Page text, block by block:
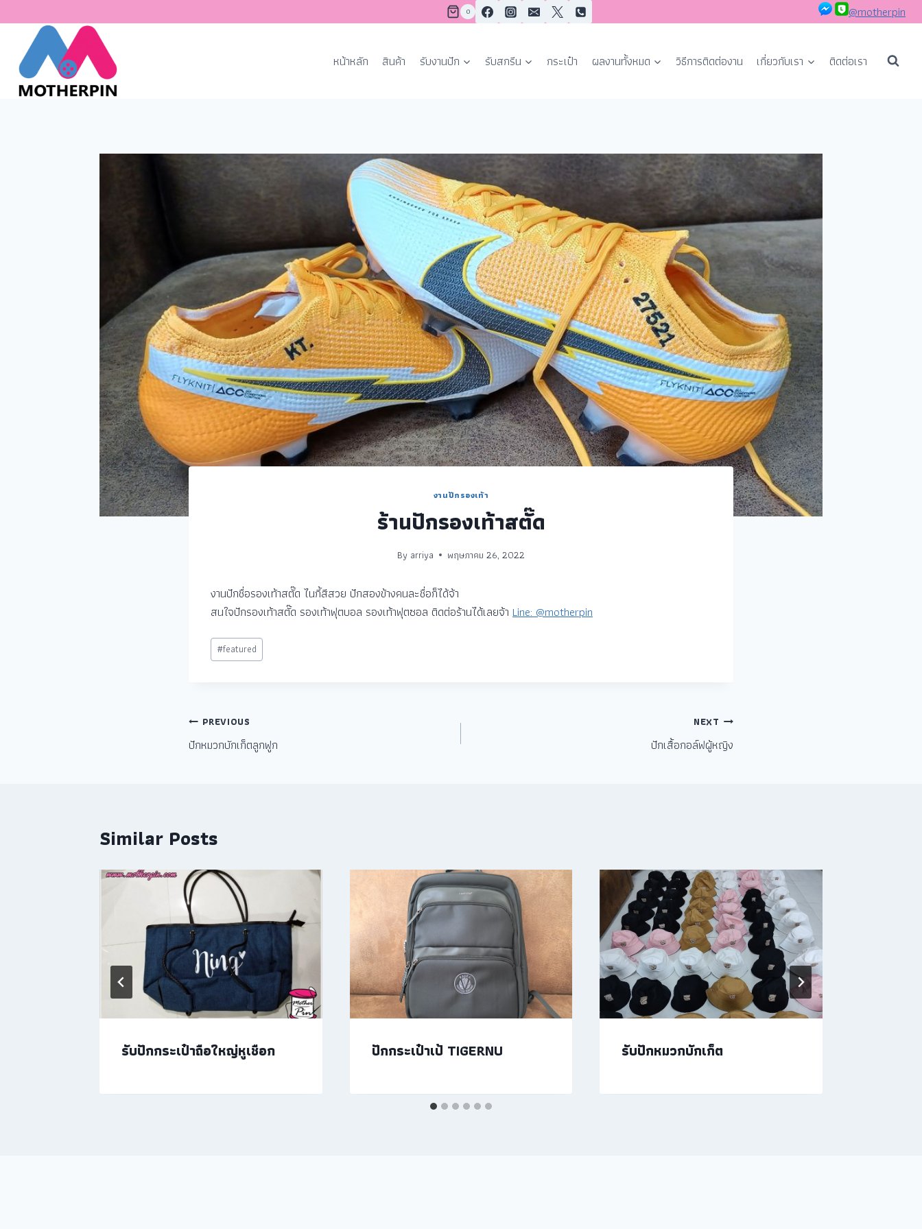
0 @motherpin
หน้าหลัก สินค้า รับงานปัก รับสกรีน กระเป๋า ผลงานทั้งหมด วิธีการติดต่องาน เกี่ยวกับเรา ติดต่อเรา
งานปักรองเท้า
ร้านปักรองเท้าสตั๊ด
By arriya พฤษภาคม 26, 2022
งานปักชื่อรองเท้าสตั๊ด ไนกี้สีสวย ปักสองข้างคนละชื่อก็ได้จ้า
สนใจปักรองเท้าสตั๊ด รองเท้าฟุตบอล รองเท้าฟุตซอล ติดต่อร้านได้เลยจ้า Line: @motherpin
#featured
PREVIOUS
ปักหมวกบักเก็ตลูกฟูก
NEXT
ปักเสื้อกอล์ฟผู้หญิง
Similar Posts
รับปักกระเป๋าถือใหญ่หูเชือก ปักกระเป๋าเป้ TIGERNU รับปักหมวกบักเก็ต